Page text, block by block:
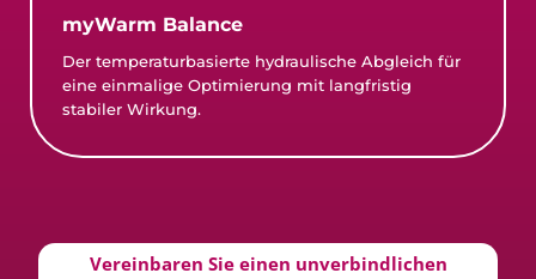
myWarm Balance
Der temperaturbasierte hydraulische Abgleich für
eine einmalige Optimierung mit langfristig
stabiler Wirkung.
Vereinbaren Sie einen unverbindlichen